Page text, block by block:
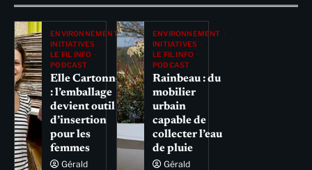
ENVIRONNEMENT
INITIATIVES
LE FIL INFO
PODCAST
Elle Cartonne
: l’emballage
devient outil
d’insertion
pour les
femmes
Gérald
ENVIRONNEMENT
INITIATIVES
LE FIL INFO
PODCAST
Rainbeau : du
mobilier
urbain
capable de
collecter l’eau
de pluie
Gérald